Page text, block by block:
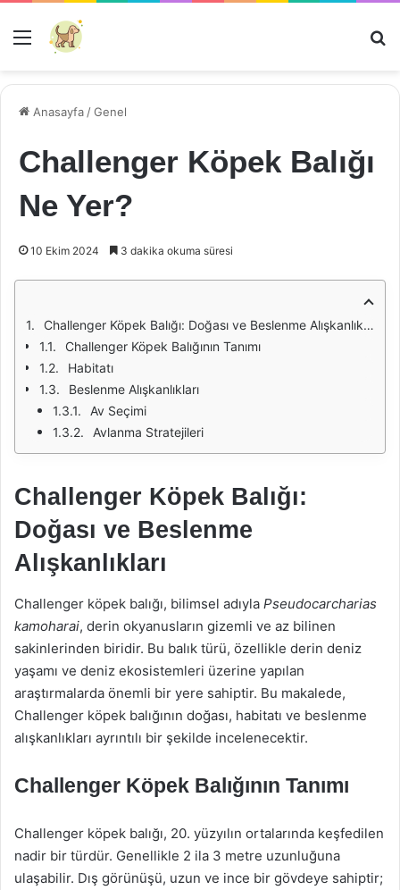
Menü
Anasayfa /Genel
Challenger Köpek Balığı
Ne Yer?
10 Ekim 2024 3 dakika okuma süresi
Challenger Köpek Balığı: Doğası ve Beslenme Alışkanlıkları
Challenger Köpek Balığının Tanımı
Habitatı
Beslenme Alışkanlıkları
Av Seçimi
Avlanma Stratejileri
Challenger Köpek Balığı:
Doğası ve Beslenme
Alışkanlıkları
Challenger köpek balığı, bilimsel adıyla Pseudocarcharias
kamoharai, derin okyanusların gizemli ve az bilinen
sakinlerinden biridir. Bu balık türü, özellikle derin deniz
yaşamı ve deniz ekosistemleri üzerine yapılan
araştırmalarda önemli bir yere sahiptir. Bu makalede,
Challenger köpek balığının doğası, habitatı ve beslenme
alışkanlıkları ayrıntılı bir şekilde incelenecektir.
Challenger Köpek Balığının Tanımı
Challenger köpek balığı, 20. yüzyılın ortalarında keşfedilen
nadir bir türdür. Genellikle 2 ila 3 metre uzunluğuna
ulaşabilir. Dış görünüşü, uzun ve ince bir gövdeye sahiptir;